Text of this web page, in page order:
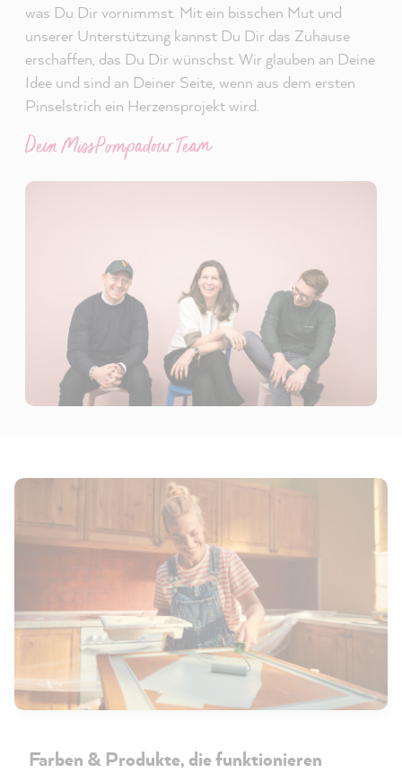
was Du Dir vornimmst. Mit ein bisschen Mut und
unserer Unterstützung kannst Du Dir das Zuhause
erschaffen, das Du Dir wünschst. Wir glauben an Deine
Idee und sind an Deiner Seite, wenn aus dem ersten
Pinselstrich ein Herzensprojekt wird.
Dein MissPompadour Team
Farben & Produkte, die funktionieren